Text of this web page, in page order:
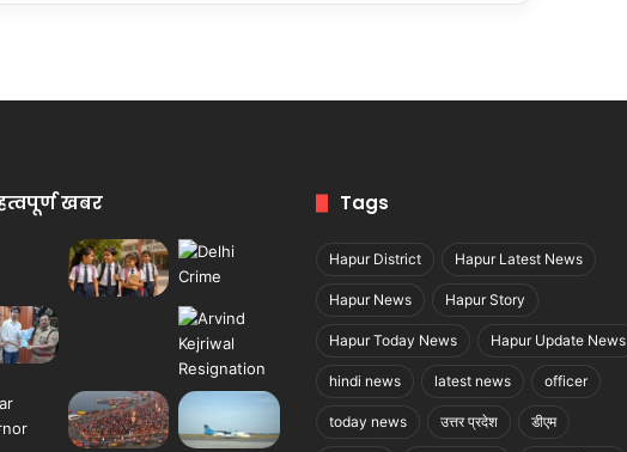
खबर Tags
Hapur District Hapur Latest News
Hapur News Hapur Story
Hapur Today News Hapur Update News
hindi news latest news officer
today news उत्तर प्रदेश डीएम